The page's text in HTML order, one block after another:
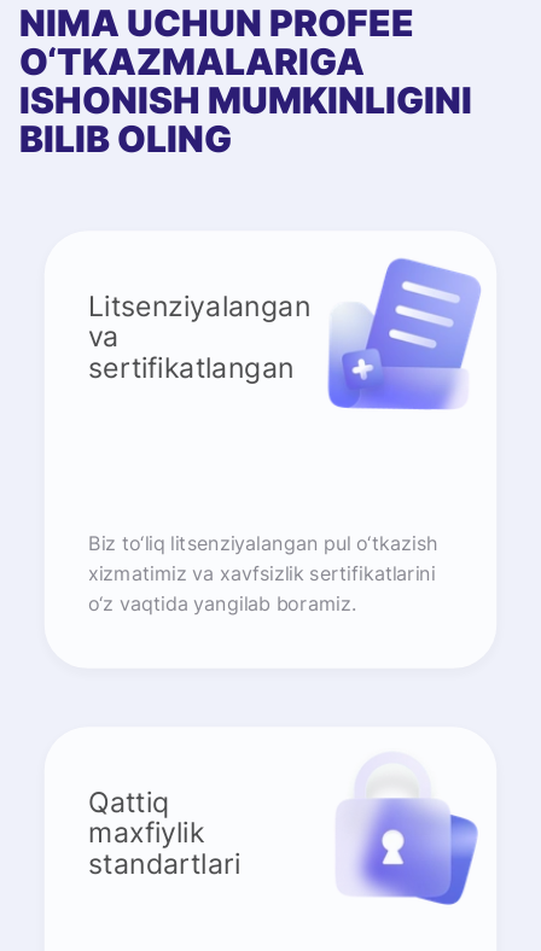
NIMA UCHUN PROFEE
O‘TKAZMALARIGA
ISHONISH MUMKINLIGINI
BILIB OLING
Litsenziyalangan
va
sertifikatlangan
Biz to‘liq litsenziyalangan pul o‘tkazish
xizmatimiz va xavfsizlik sertifikatlarini
o‘z vaqtida yangilab boramiz.
Qattiq
maxfiylik
standartlari